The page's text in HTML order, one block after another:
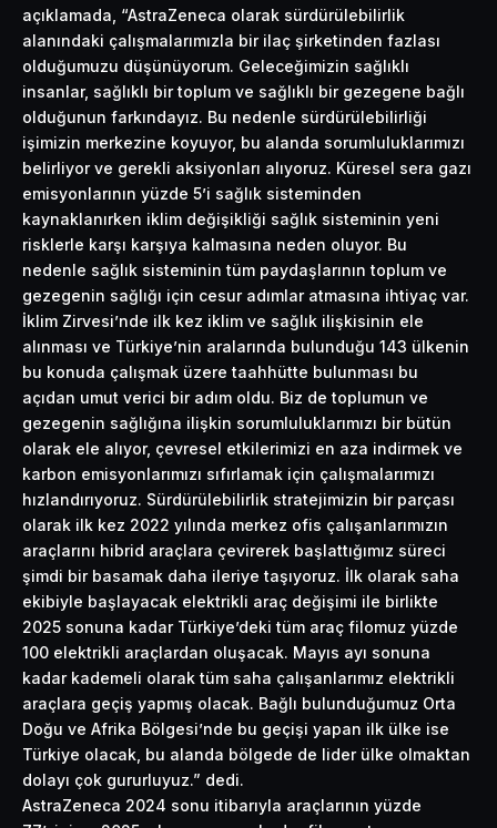
açıklamada, “AstraZeneca olarak sürdürülebilirlik
alanındaki çalışmalarımızla bir ilaç şirketinden fazlası
olduğumuzu düşünüyorum. Geleceğimizin sağlıklı
insanlar, sağlıklı bir toplum ve sağlıklı bir gezegene bağlı
olduğunun farkındayız. Bu nedenle sürdürülebilirliği
işimizin merkezine koyuyor, bu alanda sorumluluklarımızı
belirliyor ve gerekli aksiyonları alıyoruz. Küresel sera gazı
emisyonlarının yüzde 5’i sağlık sisteminden
kaynaklanırken iklim değişikliği sağlık sisteminin yeni
risklerle karşı karşıya kalmasına neden oluyor. Bu
nedenle sağlık sisteminin tüm paydaşlarının toplum ve
gezegenin sağlığı için cesur adımlar atmasına ihtiyaç var.
İklim Zirvesi’nde ilk kez iklim ve sağlık ilişkisinin ele
alınması ve Türkiye’nin aralarında bulunduğu 143 ülkenin
bu konuda çalışmak üzere taahhütte bulunması bu
açıdan umut verici bir adım oldu. Biz de toplumun ve
gezegenin sağlığına ilişkin sorumluluklarımızı bir bütün
olarak ele alıyor, çevresel etkilerimizi en aza indirmek ve
karbon emisyonlarımızı sıfırlamak için çalışmalarımızı
hızlandırıyoruz. Sürdürülebilirlik stratejimizin bir parçası
olarak ilk kez 2022 yılında merkez ofis çalışanlarımızın
araçlarını hibrid araçlara çevirerek başlattığımız süreci
şimdi bir basamak daha ileriye taşıyoruz. İlk olarak saha
ekibiyle başlayacak elektrikli araç değişimi ile birlikte
2025 sonuna kadar Türkiye’deki tüm araç filomuz yüzde
100 elektrikli araçlardan oluşacak. Mayıs ayı sonuna
kadar kademeli olarak tüm saha çalışanlarımız elektrikli
araçlara geçiş yapmış olacak. Bağlı bulunduğumuz Orta
Doğu ve Afrika Bölgesi’nde bu geçişi yapan ilk ülke ise
Türkiye olacak, bu alanda bölgede de lider ülke olmaktan
dolayı çok gururluyuz.” dedi.
AstraZeneca 2024 sonu itibarıyla araçlarının yüzde